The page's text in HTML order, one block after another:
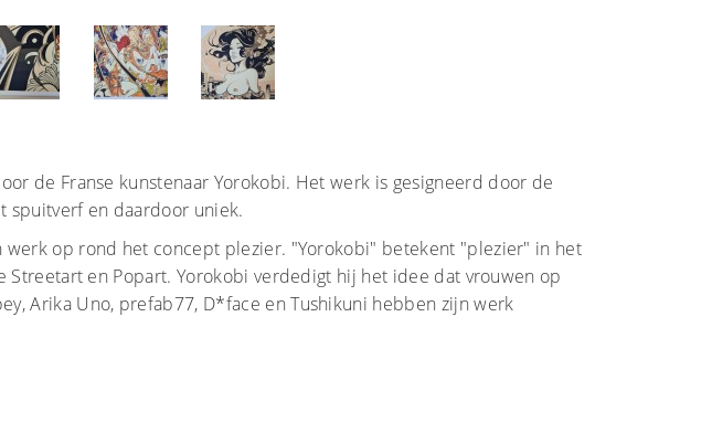
de Franse kunstenaar Yorokobi. Het werk is gesigneerd door de
spuitverf en daardoor uniek.
werk op rond het concept plezier. "Yorokobi" betekent "plezier" in het
Streetart en Popart. Yorokobi verdedigt hij het idee dat vrouwen op
Arika Uno, prefab77, D*face en Tushikuni hebben zijn werk